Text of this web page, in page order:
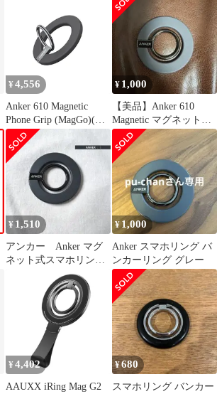
iPhoneシリーズ専用 610
(ブラック) Anker
スマホリング
【MagSafe対応 / iPhone
専用 / ブルー】
¥ 4,556
Anker 610 Magnetic
Phone Grip (MagGo)(マ
グネット式スマホリン
グ)【マグネット式/バ
ンカーリング/スマホス
タンド機能】MagSafe対
応iPhoneシリーズ専用
(ブラック) 0
¥ 1,000
【美品】Anker 610
Magnetic マグネット式
スマホリング グレー
¥ 1,510
アンカー Anker マグ
ネット式スマホリン
グ ブラックMagSafe
¥ 1,000
Anker スマホリング バ
ンカーリング グレー
¥ 4,402
AAUXX iRing Mag G2
¥680
スマホリング バンカー